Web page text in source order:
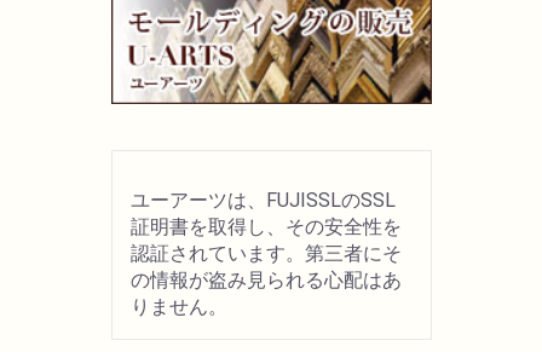
ユーアーツは、FUJISSLのSSL
証明書を取得し、その安全性を
認証されています。第三者にそ
の情報が盗み見られる心配はあ
りません。